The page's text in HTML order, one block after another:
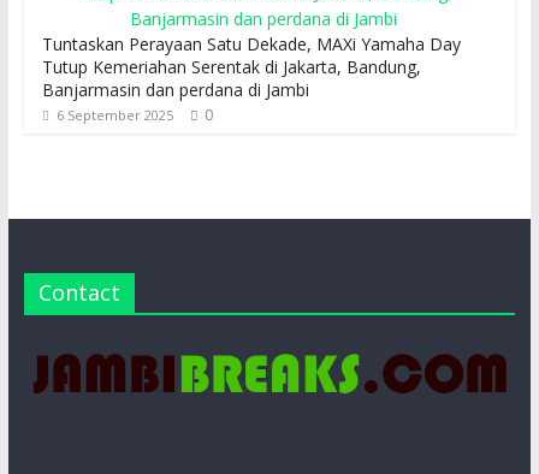
Tuntaskan Perayaan Satu Dekade, MAXi Yamaha Day
Tutup Kemeriahan Serentak di Jakarta, Bandung,
Banjarmasin dan perdana di Jambi
6 September 2025 0
Contact